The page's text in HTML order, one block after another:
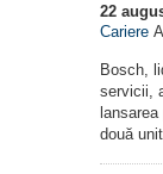
22
Cariere
Bosch,
servicii,
două